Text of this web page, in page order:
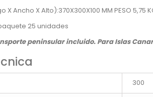
X Ancho X Alto):370X300X100 MM PESO 5,75
25 unidades
peninsular incluido. Para Islas
300